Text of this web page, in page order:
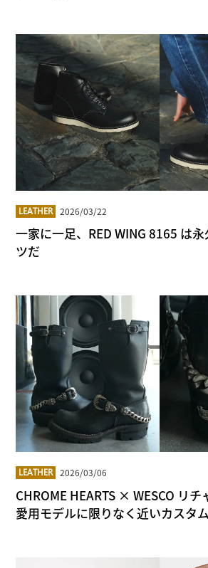
LEATHER 2026/03/22
一家に一足、RED WING 8165 は
ツだ
LEATHER 2026/03/06
CHROME HEARTS × WESCO リ
愛用モデルに限りなく近いカスタ